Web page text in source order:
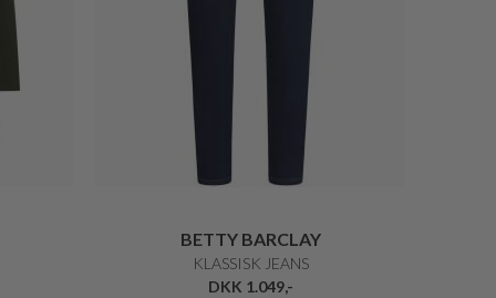
BETTY BARCLAY
KLASSISK JEANS
DKK 1.049,-